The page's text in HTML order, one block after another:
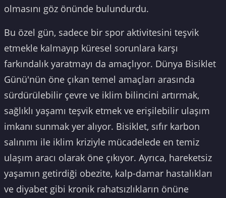
olmasını göz önünde bulundurdu.
Bu özel gün, sadece bir spor aktivitesini teşvik
etmekle kalmayıp küresel sorunlara karşı
farkındalık yaratmayı da amaçlıyor. Dünya Bisiklet
Günü'nün öne çıkan temel amaçları arasında
sürdürülebilir çevre ve iklim bilincini artırmak,
sağlıklı yaşamı teşvik etmek ve erişilebilir ulaşım
imkanı sunmak yer alıyor. Bisiklet, sıfır karbon
salınımı ile iklim kriziyle mücadelede en temiz
ulaşım aracı olarak öne çıkıyor. Ayrıca, hareketsiz
yaşamın getirdiği obezite, kalp-damar hastalıkları
ve diyabet gibi kronik rahatsızlıkların önüne